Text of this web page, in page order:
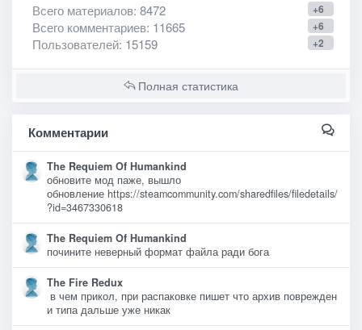
+6
Всего материалов: 8472
+6
Всего комментариев: 11665
+2
Пользователей: 15159
Полная статистика
Комментарии
The Requiem Of Humankind
обновите мод паже, вышло
обновление https://steamcommunity.com/sharedfiles/filedetails/
?id=3467330618
The Requiem Of Humankind
почините неверный формат файла ради бога
The Fire Redux
в чем прикол, при распаковке пишет что архив поврежден
и типа дальше уже никак